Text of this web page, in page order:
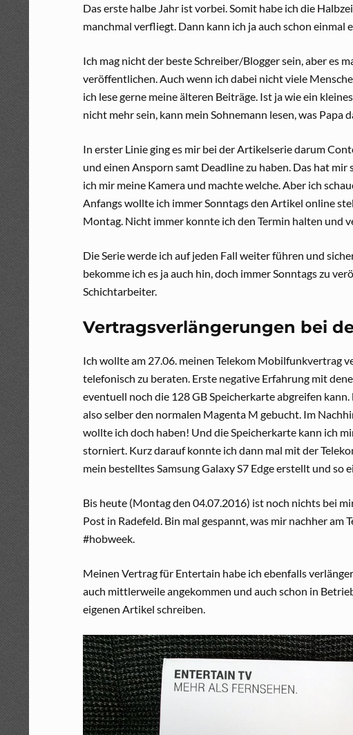
Das erste halbe Jahr ist vorbei. Somit habe ich die
manchmal verfliegt. Dann kann ich ja auch schon einmal
Ich mag nicht der beste Schreiber/Blogger sein, aber es
veröffentlichen. Auch wenn ich dabei nicht viele
ich lese gerne meine älteren Beiträge. Ist ja wie ein
nicht mehr sein, kann mein Sohnemann lesen, was Papa
In erster Linie ging es mir bei der Artikelserie darum
und einen Ansporn samt Deadline zu haben. Das hat
ich mir meine Kamera und machte welche. Aber ich
Anfangs wollte ich immer Sonntags den Artikel online
Montag. Nicht immer konnte ich den Termin halten und
Die Serie werde ich auf jeden Fall weiter führen und
bekomme ich es ja auch hin, doch immer Sonntags zu
Schichtarbeiter.
Vertragsverlängerungen bei
Ich wollte am 27.06. meinen Telekom Mobilfunkvertrag
telefonisch zu beraten. Erste negative Erfahrung mit
eventuell noch die 128 GB Speicherkarte abgreifen
also selber den normalen Magenta M gebucht. Im
wollte ich doch haben! Und die Speicherkarte kann ich
storniert. Kurz darauf konnte ich dann mal mit der
mein bestelltes Samsung Galaxy S7 Edge erstellt und
Bis heute (Montag den 04.07.2016) ist noch nichts bei
Post in Radefeld. Bin mal gespannt, was mir nachher
#hobweek.
Meinen Vertrag für Entertain habe ich ebenfalls
auch mittlerweile angekommen und auch schon in
eigenen Artikel schreiben.